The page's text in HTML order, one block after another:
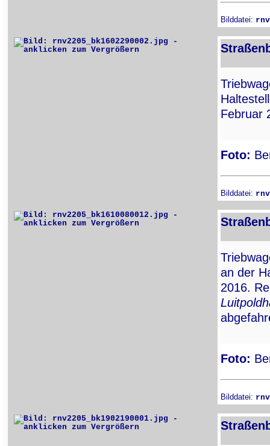
Bilddatei:
Februar
Foto:
Bilddatei:
an der
2016.
Foto:
Bilddatei: